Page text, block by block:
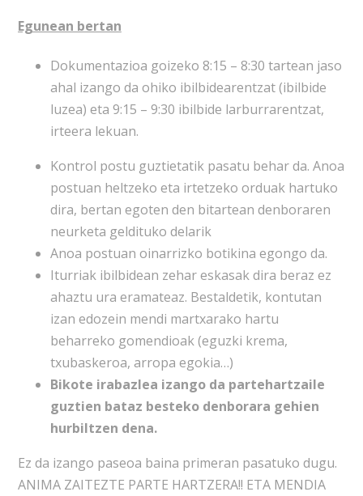
Egunean bertan
Dokumentazioa goizeko 8:15 – 8:30 tartean jaso
ahal izango da ohiko ibilbidearentzat (ibilbide
luzea) eta 9:15 – 9:30 ibilbide larburrarentzat,
irteera lekuan.
Kontrol postu guztietatik pasatu behar da. Anoa
postuan heltzeko eta irtetzeko orduak hartuko
dira, bertan egoten den bitartean denboraren
neurketa geldituko delarik
Anoa postuan oinarrizko botikina egongo da.
Iturriak ibilbidean zehar eskasak dira beraz ez
ahaztu ura eramateaz. Bestaldetik, kontutan
izan edozein mendi martxarako hartu
beharreko gomendioak (eguzki krema,
txubaskeroa, arropa egokia…)
Bikote irabazlea izango da partehartzaile
guztien bataz besteko denborara gehien
hurbiltzen dena.
Ez da izango paseoa baina primeran pasatuko dugu.
ANIMA ZAITEZTE PARTE HARTZERA!! ETA MENDIA